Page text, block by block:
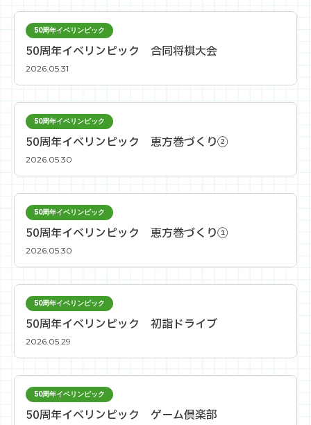
50周年イベリンピック
50周年イベリンピック 合同将棋大会
2026.05.31
50周年イベリンピック
50周年イベリンピック 恵方巻づくり②
2026.05.30
50周年イベリンピック
50周年イベリンピック 恵方巻づくり①
2026.05.30
50周年イベリンピック
50周年イベリンピック 初詣ドライブ
2026.05.29
50周年イベリンピック
50周年イベリンピック ゲーム倶楽部